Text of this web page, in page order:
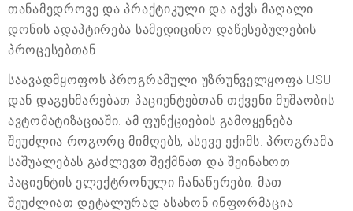
თანამედროვე და პრაქტიკული და აქვს მაღალი
დონის ადაპტირება სამედიცინო დაწესებულების
პროცესებთან.
საავადმყოფოს პროგრამული უზრუნველყოფა USU-
დან დაგეხმარებათ პაციენტებთან თქვენი მუშაობის
ავტომატიზაციაში. ამ ფუნქციების გამოყენება
შეუძლია როგორც მიმღებს, ასევე ექიმს. პროგრამა
საშუალებას გაძლევთ შექმნათ და შეინახოთ
პაციენტის ელექტრონული ჩანაწერები. მათ
შეუძლიათ დეტალურად ასახონ ინფორმაცია